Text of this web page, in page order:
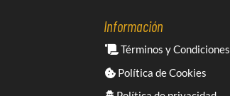
Información
Términos y Condiciones
Política de Cookies